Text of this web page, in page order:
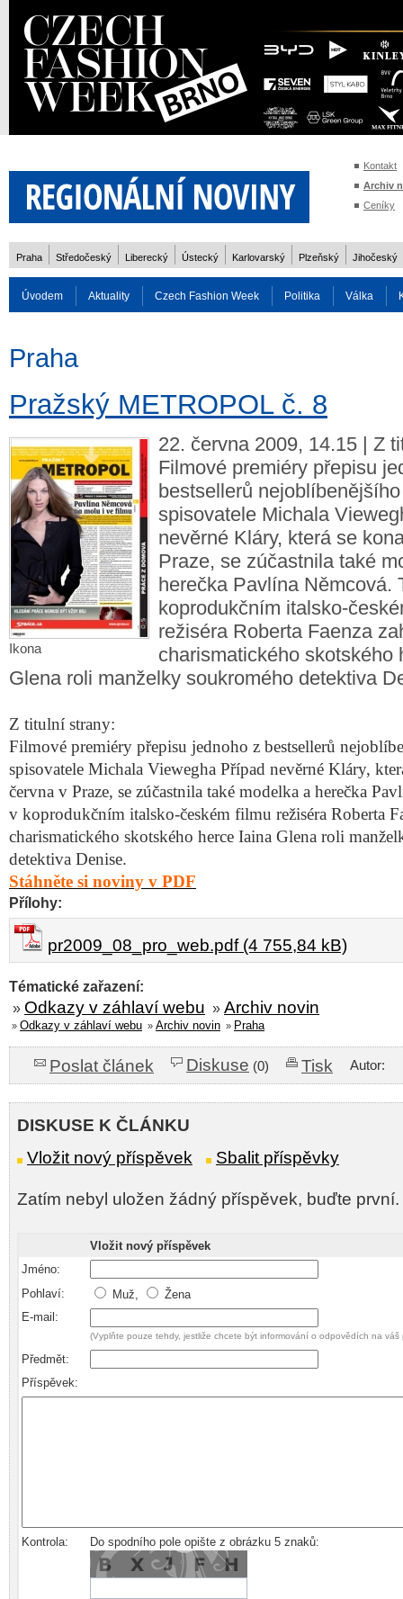
Kontakt
Archiv
Ceníky
Praha Středočeský Liberecký Ústecký Karlovarský Plzeňský Jihočeský
Úvodem Aktuality Czech Fashion Week Politika Válka
Praha
Pražský METROPOL č. 8
Ikona
22. června 2009, 14.15 | Z
Filmové premiéry přepisu
bestsellerů
spisovatele Michala
nevěrné Kláry, která se
Praze, se zúčastnila také
herečka Pavlína Němcová.
koprodukčním italsko-
režiséra Roberta Faenza
charismatického skotského
Glena roli manželky soukromého detektiva
Z titulní strany:
Filmové premiéry přepisu jednoho z bestsellerů
spisovatele Michala Viewegha Případ nevěrné Kláry,
června v Praze, se zúčastnila také modelka a herečka
v koprodukčním italsko-českém filmu režiséra Roberta
charismatického skotského herce Iaina Glena roli
detektiva Denise.
Stáhněte si noviny v PDF
Přílohy:
pr2009_08_pro_web.pdf (4 755,84 kB)
Tématické zařazení:
» Odkazy v záhlaví webu » Archiv novin
» Odkazy v záhlaví webu » Archiv novin » Praha
Poslat článek Diskuse (0) Tisk Autor:
DISKUSE K ČLÁNKU
Vložit nový příspěvek
Sbalit příspěvky
Zatím nebyl uložen žádný příspěvek, buďte první.
Vložit nový příspěvek
Jméno:
Pohlaví:
Muž,
Žena
E-mail:
(Vyplňte pouze tehdy, jestliže chcete být informování o odpovědích na váš
Předmět:
Příspěvek:
Kontrola: Do spodního pole opište z obrázku 5 znaků: